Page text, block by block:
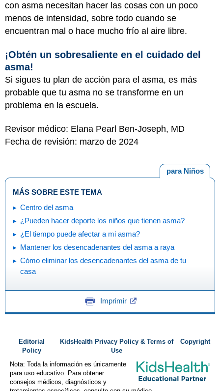
con asma necesitan hacer las cosas con un poco
menos de intensidad, sobre todo cuando se
encuentran mal o hace mucho frío al aire libre.
¡Obtén un sobresaliente en el cuidado del
asma!
Si sigues tu plan de acción para el asma, es más
probable que tu asma no se transforme en un
problema en la escuela.
Revisor médico: Elana Pearl Ben-Joseph, MD
Fecha de revisión: marzo de 2024
para Niños
MÁS SOBRE ESTE TEMA
Centro del asma
¿Pueden hacer deporte los niños que tienen asma?
¿El tiempo puede afectar a mi asma?
Mantener los desencadenantes del asma a raya
Cómo eliminar los desencadenantes del asma de tu
casa
Imprimir
Editorial
Policy
KidsHealth Privacy Policy & Terms of
Use
Copyright
Nota: Toda la información es únicamente
para uso educativo. Para obtener
consejos médicos, diagnósticos y